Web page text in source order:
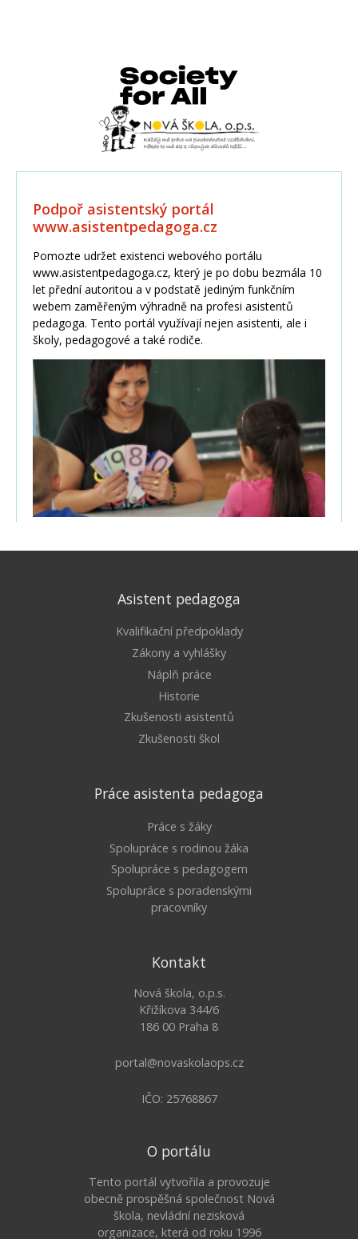
Asistent pedagoga
Kvalifikační předpoklady
Zákony a vyhlášky
Náplň práce
Historie
Zkušenosti asistentů
Zkušenosti škol
Práce asistenta pedagoga
Práce s žáky
Spolupráce s rodinou žáka
Spolupráce s pedagogem
Spolupráce s poradenskými
pracovníky
Kontakt
Nová škola, o.p.s.
Křižíkova 344/6
186 00 Praha 8
portal@novaskolaops.cz
IČO: 25768867
O portálu
Tento portál vytvořila a provozuje
obecně prospěšná společnost Nová
škola, nevládní nezisková
organizace, která od roku 1996